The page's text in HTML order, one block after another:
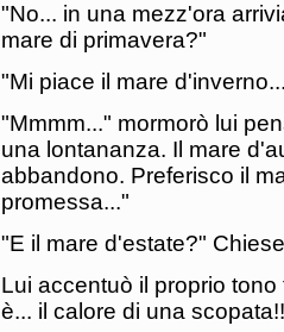
"No... in una mezz'ora
mare di primavera?"
"Mi piace il mare
"Mmmm..." mormorò lui
una lontananza. Il mare
abbandono. Preferisco il
promessa..."
"E il mare d'estate?"
Lui accentuò il proprio
è... il calore di una